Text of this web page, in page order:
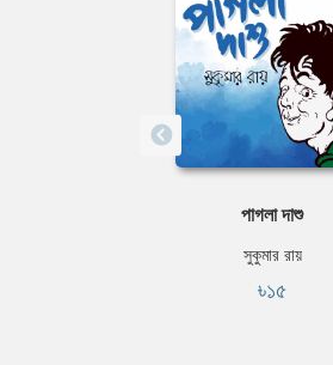
পাগলা দাশু
সুকুমার রায়
৳১৫